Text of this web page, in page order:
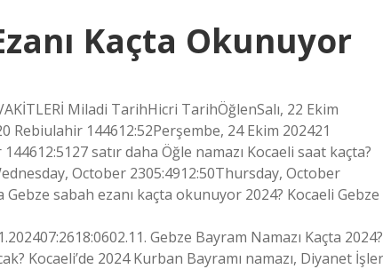
Kaçta Okunuyor
Miladi TarihHicri TarihÖğlenSalı, 22 Ekim
Rebiulahir 144612:52Perşembe, 24 Ekim 202421
satır daha Öğle namazı Kocaeli saat kaçta?
October 2305:4912:50Thursday, October
sabah ezanı kaçta okunuyor 2024? Kocaeli Gebze
Gebze Bayram Namazı Kaçta 2024?
Kocaeli’de 2024 Kurban Bayramı namazı, Diyanet